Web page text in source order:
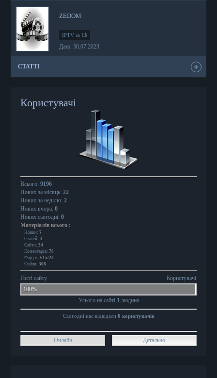
ZEDOM
IPTV за 1$
Дата: 30.07.2023
СТАТТІ
Користувачі
Всього:9196
Нових за місяць:22
Нових за неділю:2
Нових вчора:0
Нових сьогодні:0
Матеріалів всього :
Новин:7
Статей:3
Сайти:34
Коментарів:78
Форум:615/23
Файли:308
Гості сайту
Користувачі
100%
Усього на сайті 1 людина
Сьогодні нас відвідали 0 користувачів
Детально
Онлайн